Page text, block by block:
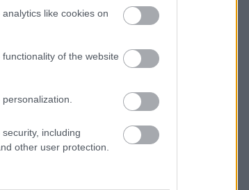
like cookies on
of the website
including
other user protection.
Fati sigue
de
para
fecha
ser la
en un